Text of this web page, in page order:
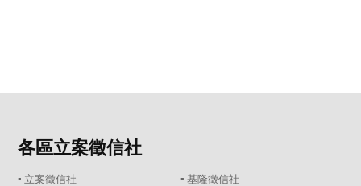
各區立案徵信社
▪ 立案徵信社 ▪ 基隆徵信社